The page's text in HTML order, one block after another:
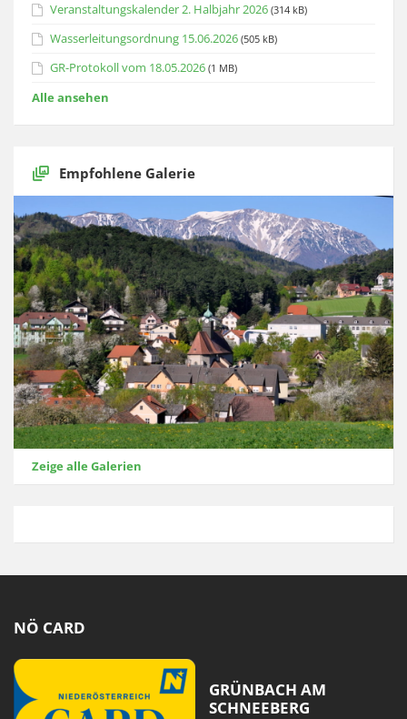
Veranstaltungskalender 2. Halbjahr 2026 (314 kB)
Wasserleitungsordnung 15.06.2026 (505 kB)
GR-Protokoll vom 18.05.2026 (1 MB)
Alle ansehen
Empfohlene Galerie
Zeige alle Galerien
NÖ CARD
GRÜNBACH AM
SCHNEEBERG